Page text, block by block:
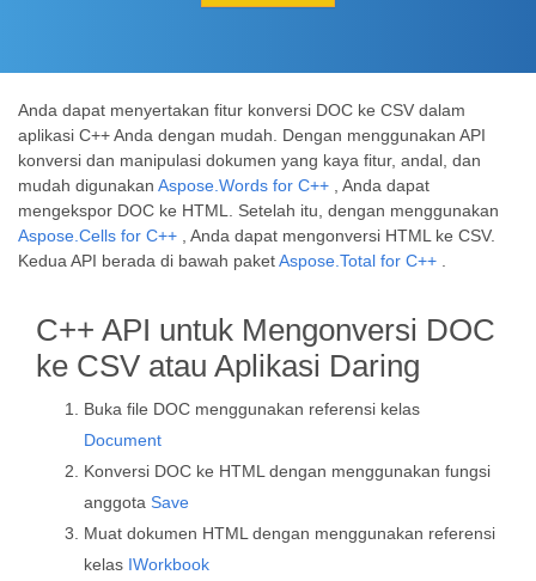
Anda dapat menyertakan fitur konversi DOC ke CSV dalam
aplikasi C++ Anda dengan mudah. Dengan menggunakan API
konversi dan manipulasi dokumen yang kaya fitur, andal, dan
mudah digunakan Aspose.Words for C++ , Anda dapat
mengekspor DOC ke HTML. Setelah itu, dengan menggunakan
Aspose.Cells for C++ , Anda dapat mengonversi HTML ke CSV.
Kedua API berada di bawah paketAspose.Total for C++
C++ API untuk Mengonversi DOC
ke CSV atau Aplikasi Daring
Buka file DOC menggunakan referensi kelas
Document
Konversi DOC ke HTML dengan menggunakan fungsi
anggota Save
Muat dokumen HTML dengan menggunakan referensi
kelas IWorkbook